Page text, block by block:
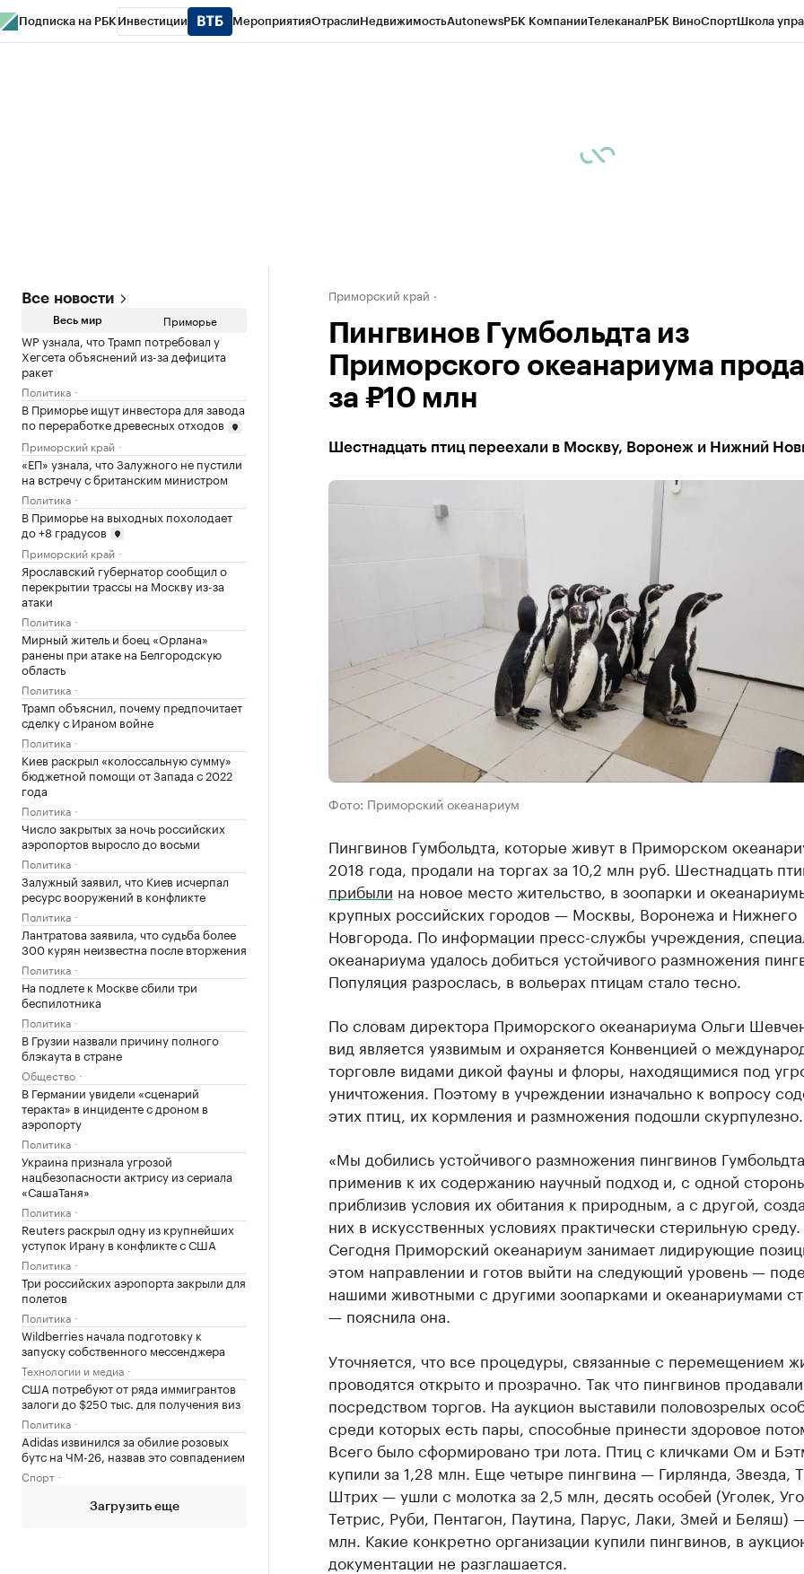
Подписка на РБК Инвестиции МероприятияОтраслиНедвижимостьAutonewsРБК КомпанииТелеканалРБК ВиноСпортШкола
Все новости
Весь мир Приморье
WP узнала, что Трамп потребовал у
Хегсета объяснений из-за дефицита
ракет
Политика
В Приморье ищут инвестора для завода
по переработке древесных отходов
Приморский край
«ЕП» узнала, что Залужного не пустили
на встречу с британским министром
Политика
В Приморье на выходных похолодает
до +8 градусов
Приморский край
Ярославский губернатор сообщил о
перекрытии трассы на Москву из-за
атаки
Политика
Мирный житель и боец «Орлана»
ранены при атаке на Белгородскую
область
Политика
Трамп объяснил, почему предпочитает
сделку с Ираном войне
Политика
Киев раскрыл «колоссальную сумму»
бюджетной помощи от Запада с 2022
года
Политика
Число закрытых за ночь российских
аэропортов выросло до восьми
Политика
Залужный заявил, что Киев исчерпал
ресурс вооружений в конфликте
Политика
Лантратова заявила, что судьба более
300 курян неизвестна после вторжения
Политика
На подлете к Москве сбили три
беспилотника
Политика
В Грузии назвали причину полного
блэкаута в стране
Общество
В Германии увидели «сценарий
теракта» в инциденте с дроном в
аэропорту
Политика
Украина признала угрозой
нацбезопасности актрису из сериала
«СашаТаня»
Политика
Reuters раскрыл одну из крупнейших
уступок Ирану в конфликте с США
Политика
Три российских аэропорта закрыли для
полетов
Политика
Wildberries начала подготовку к
запуску собственного мессенджера
Технологии и медиа
США потребуют от ряда иммигрантов
залоги до $250 тыс. для получения виз
Политика
Adidas извинился за обилие розовых
бутс на ЧМ-26, назвав это совпадением
Спорт
Загрузить еще
Приморский край
Пингвинов Гумбольдта из
Приморского океанариума
за ₽10 млн
Шестнадцать птиц переехали в Москву, Воронеж и Нижний
Фото: Приморский океанариум
Пингвинов Гумбольдта, которые живут в Приморском
2018 года, продали на торгах за 10,2 млн руб. Шестнадцать
прибыли на новое место жительство, в зоопарки и
крупных российских городов — Москвы, Воронежа и Нижнего
Новгорода. По информации пресс-службы учреждения,
океанариума удалось добиться устойчивого размножения
Популяция разрослась, в вольерах птицам стало тесно.
По словам директора Приморского океанариума Ольги
вид является уязвимым и охраняется Конвенцией о
торговле видами дикой фауны и флоры, находящимися под
уничтожения. Поэтому в учреждении изначально к вопросу
этих птиц, их кормления и размножения подошли скурпулезно.
«Мы добились устойчивого размножения пингвинов Гумбольдта,
применив к их содержанию научный подход и, с одной
приблизив условия их обитания к природным, а с другой,
них в искусственных условиях практически стерильную
Сегодня Приморский океанариум занимает лидирующие
этом направлении и готов выйти на следующий уровень —
нашими животными с другими зоопарками и океанариумами
— пояснила она.
Уточняется, что все процедуры, связанные с перемещением
проводятся открыто и прозрачно. Так что пингвинов продавали
посредством торгов. На аукцион выставили половозрелых
среди которых есть пары, способные принести здоровое
Всего было сформировано три лота. Птиц с кличками Ом и
купили за 1,28 млн. Еще четыре пингвина — Гирлянда, Звезда,
Штрих — ушли с молотка за 2,5 млн, десять особей (Уголек,
Тетрис, Руби, Пентагон, Паутина, Парус, Лаки, Змей и Беляш)
млн. Какие конкретно организации купили пингвинов, в
документации не разглашается.